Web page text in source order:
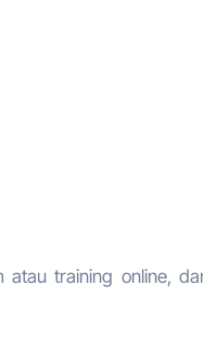
atau training online,